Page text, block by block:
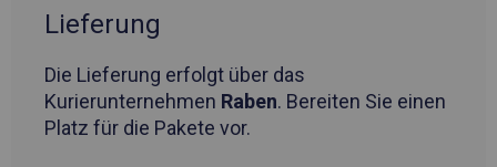
Lieferung
Die Lieferung erfolgt über das
Kurierunternehmen Raben. Bereiten Sie einen
Platz für die Pakete vor.